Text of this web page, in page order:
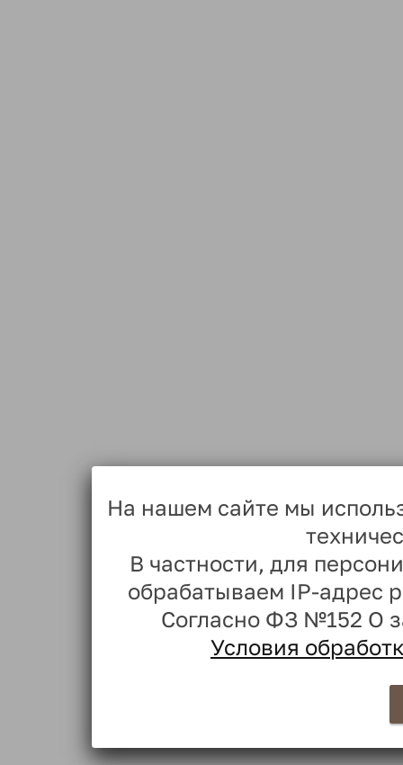
На нашем сайте мы
В частности, для
обрабатываем IP-адрес
Согласно ФЗ №152 О
Условия